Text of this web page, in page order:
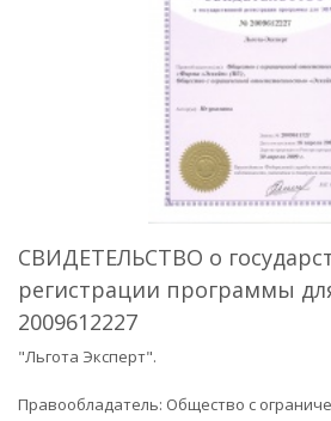
СВИДЕТЕЛЬСТВО о
регистрации программы
2009612227
"Льгота Эксперт".
Правообладатель: Общество с